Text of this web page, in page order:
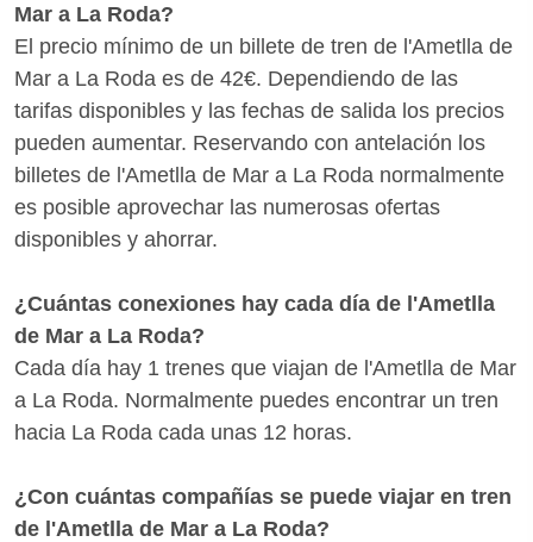
Mar a La Roda?
El precio mínimo de un billete de tren de l'Ametlla de
Mar a La Roda es de 42€. Dependiendo de las
tarifas disponibles y las fechas de salida los precios
pueden aumentar. Reservando con antelación los
billetes de l'Ametlla de Mar a La Roda normalmente
es posible aprovechar las numerosas ofertas
disponibles y ahorrar.
¿Cuántas conexiones hay cada día de l'Ametlla
de Mar a La Roda?
Cada día hay 1 trenes que viajan de l'Ametlla de Mar
a La Roda. Normalmente puedes encontrar un tren
hacia La Roda cada unas 12 horas.
¿Con cuántas compañías se puede viajar en tren
de l'Ametlla de Mar a La Roda?